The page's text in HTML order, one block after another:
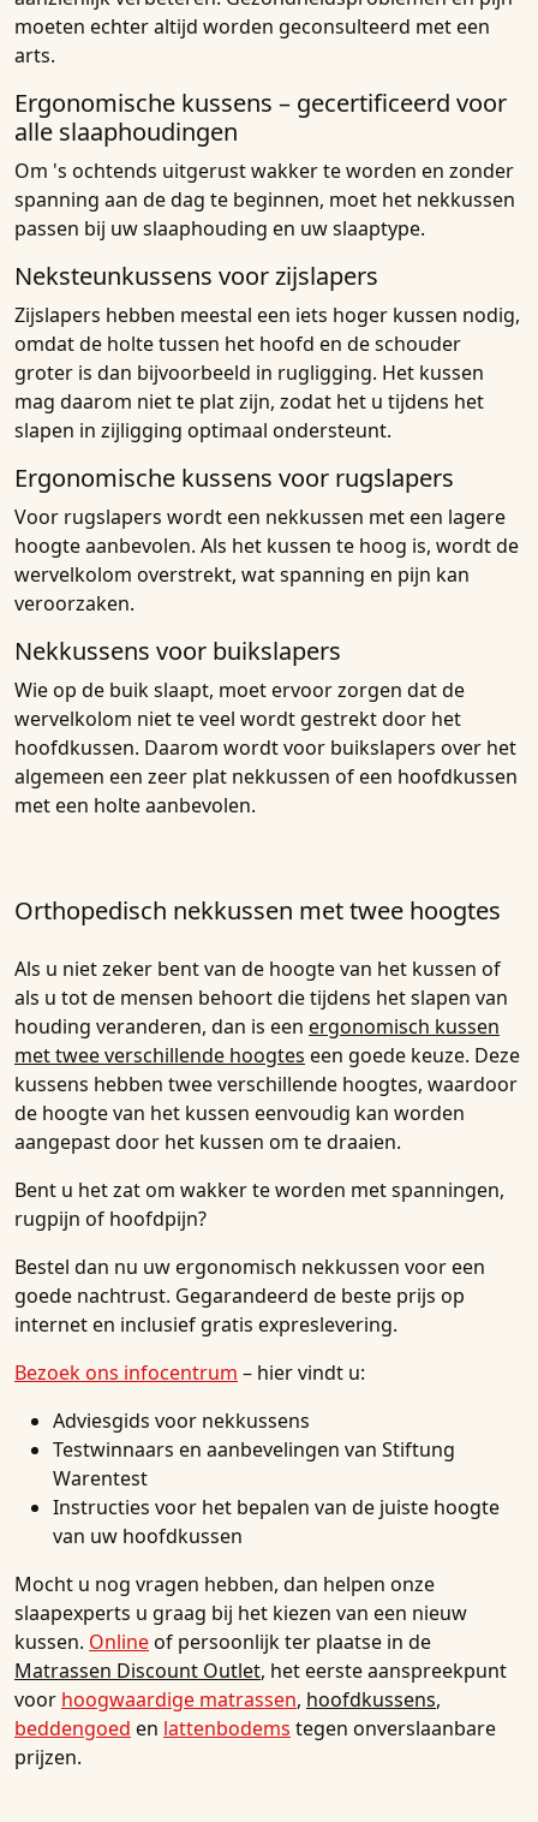
moeten echter altijd worden geconsulteerd met een
arts.
Ergonomische kussens – gecertificeerd voor
alle slaaphoudingen
Om 's ochtends uitgerust wakker te worden en zonder
spanning aan de dag te beginnen, moet het nekkussen
passen bij uw slaaphouding en uw slaaptype.
Neksteunkussens voor zijslapers
Zijslapers hebben meestal een iets hoger kussen nodig,
omdat de holte tussen het hoofd en de schouder
groter is dan bijvoorbeeld in rugligging. Het kussen
mag daarom niet te plat zijn, zodat het u tijdens het
slapen in zijligging optimaal ondersteunt.
Ergonomische kussens voor rugslapers
Voor rugslapers wordt een nekkussen met een lagere
hoogte aanbevolen. Als het kussen te hoog is, wordt de
wervelkolom overstrekt, wat spanning en pijn kan
veroorzaken.
Nekkussens voor buikslapers
Wie op de buik slaapt, moet ervoor zorgen dat de
wervelkolom niet te veel wordt gestrekt door het
hoofdkussen. Daarom wordt voor buikslapers over het
algemeen een zeer plat nekkussen of een hoofdkussen
met een holte aanbevolen.
Orthopedisch nekkussen met twee hoogtes
Als u niet zeker bent van de hoogte van het kussen of
als u tot de mensen behoort die tijdens het slapen van
houding veranderen, dan is een ergonomisch kussen
met twee verschillende hoogtes een goede keuze. Deze
kussens hebben twee verschillende hoogtes, waardoor
de hoogte van het kussen eenvoudig kan worden
aangepast door het kussen om te draaien.
Bent u het zat om wakker te worden met spanningen,
rugpijn of hoofdpijn?
Bestel dan nu uw ergonomisch nekkussen voor een
goede nachtrust. Gegarandeerd de beste prijs op
internet en inclusief gratis expreslevering.
Bezoek ons infocentrum – hier vindt u:
Adviesgids voor nekkussens
Testwinnaars en aanbevelingen van Stiftung
Warentest
Instructies voor het bepalen van de juiste hoogte
van uw hoofdkussen
Mocht u nog vragen hebben, dan helpen onze
slaapexperts u graag bij het kiezen van een nieuw
kussen. Onlineof persoonlijk ter plaatse in de
Matrassen Discount Outlet, het eerste aanspreekpunt
voor hoogwaardige matrassen, hoofdkussens,
beddengoed en lattenbodems tegen onverslaanbare
prijzen.